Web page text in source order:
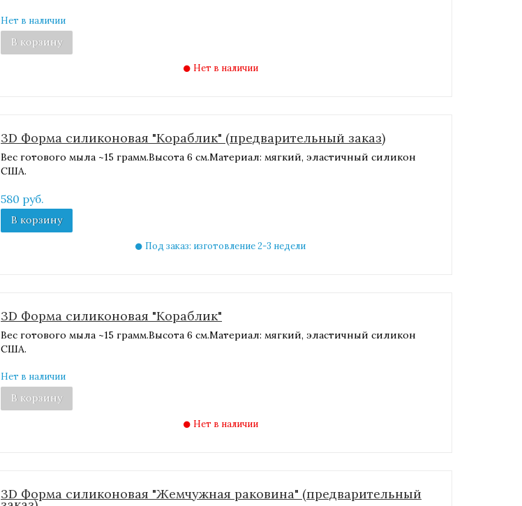
Нет в наличии
В корзину
Нет в наличии
3D Форма силиконовая "Кораблик" (предварительный заказ)
Вес готового мыла ~15 грамм.Высота 6 см.Материал: мягкий, эластичный силикон
США.
580 руб.
В корзину
Под заказ: изготовление 2-3 недели
3D Форма силиконовая "Кораблик"
Вес готового мыла ~15 грамм.Высота 6 см.Материал: мягкий, эластичный силикон
США.
Нет в наличии
В корзину
Нет в наличии
3D Форма силиконовая "Жемчужная раковина" (предварительный